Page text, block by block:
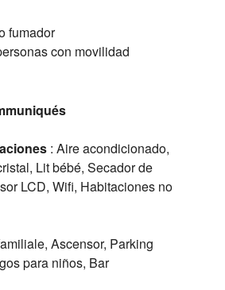
fumador
con movilidad
: Aire acondicionado,
Lit bébé, Secador de
LCD, Wifi, Habitaciones no
Ascensor, Parking
para niños, Bar